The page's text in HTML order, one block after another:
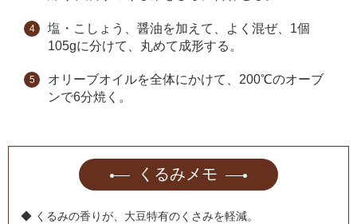
塩・こしょう、醤油を加えて、よく混ぜ、1個
105gに分けて、丸めて成形する。
オリーブオイルを全体にかけて、200℃のオーブ
ンで6分焼く。
くるみメモ
◆ くるみの香りが、大豆特有のくさみを軽減。